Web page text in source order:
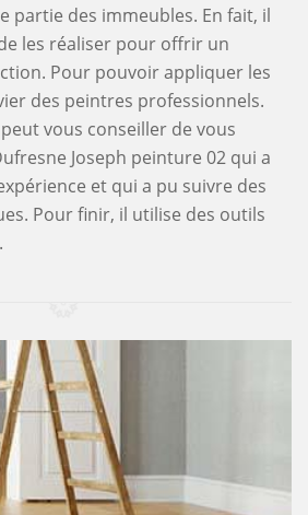
partie des immeubles. En fait, il
les réaliser pour offrir un
Pour pouvoir appliquer les
des peintres professionnels.
vous conseiller de vous
Joseph peinture 02 qui a
et qui a pu suivre des
Pour finir, il utilise des outils